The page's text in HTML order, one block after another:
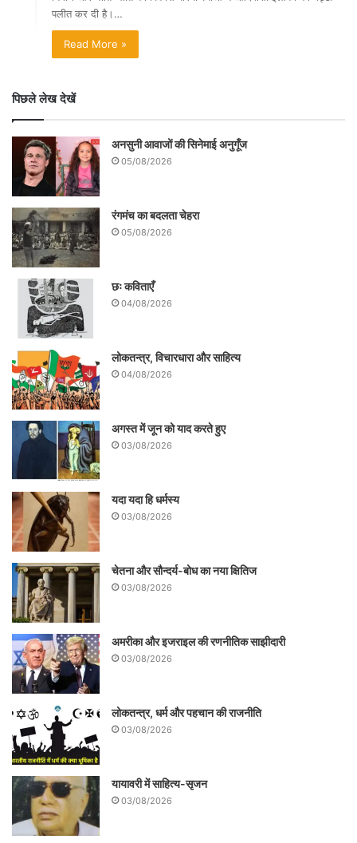
पलीत कर दी है।…
Read More »
पिछले लेख देखें
अनसुनी आवाजों की सिनेमाई अनुगूँज
05/08/2026
रंगमंच का बदलता चेहरा
05/08/2026
छः कविताएँ
04/08/2026
लोकतन्त्र, विचारधारा और साहित्य
04/08/2026
अगस्त में जून को याद करते हुए
03/08/2026
यदा यदा हि धर्मस्य
03/08/2026
चेतना और सौन्दर्य-बोध का नया क्षितिज
03/08/2026
अमरीका और इजराइल की रणनीतिक साझीदारी
03/08/2026
लोकतन्त्र, धर्म और पहचान की राजनीति
03/08/2026
यायावरी में साहित्य-सृजन
03/08/2026